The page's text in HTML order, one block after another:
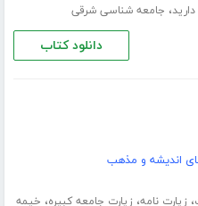
، جامعه شناسی شرقی
دانلود کتاب
اندیشه و مذهب
، زیارت نامه، زیارت جامعه کبیره، خیمه